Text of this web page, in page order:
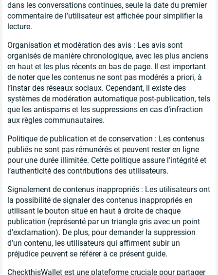
dans les conversations continues, seule la date du premier
commentaire de l’utilisateur est affichée pour simplifier la
lecture.
Organisation et modération des avis : Les avis sont
organisés de manière chronologique, avec les plus anciens
en haut et les plus récents en bas de page. Il est important
de noter que les contenus ne sont pas modérés a priori, à
l’instar des réseaux sociaux. Cependant, il existe des
systèmes de modération automatique post-publication, tels
que les antispams et les suppressions en cas d’infraction
aux règles communautaires.
Politique de publication et de conservation : Les contenus
publiés ne sont pas rémunérés et peuvent rester en ligne
pour une durée illimitée. Cette politique assure l’intégrité et
l’authenticité des contributions des utilisateurs.
Signalement de contenus inappropriés : Les utilisateurs ont
la possibilité de signaler des contenus inappropriés en
utilisant le bouton situé en haut à droite de chaque
publication (représenté par un triangle gris avec un point
d’exclamation). De plus, pour demander la suppression
d’un contenu, les utilisateurs qui affirment subir un
préjudice peuvent se référer à ce présent guide.
CheckthisWallet est une plateforme cruciale pour partager